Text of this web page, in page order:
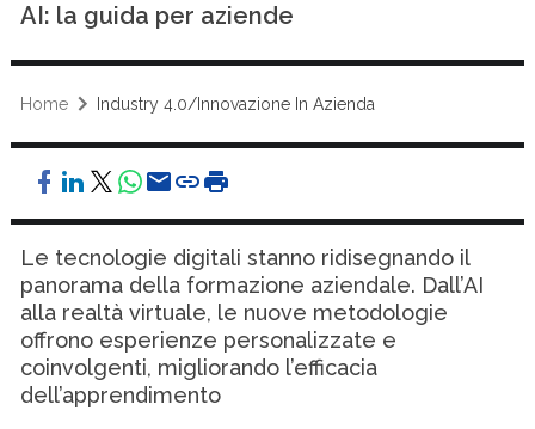
AI: la guida per aziende
Home Industry 4.0/Innovazione In Azienda
Le tecnologie digitali stanno ridisegnando il
panorama della formazione aziendale. Dall’AI
alla realtà virtuale, le nuove metodologie
offrono esperienze personalizzate e
coinvolgenti, migliorando l’efficacia
dell’apprendimento